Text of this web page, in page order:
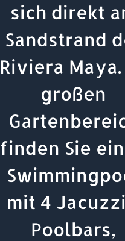
sich direkt
Sandstrand
Riviera Maya.
großen
finden Sie
mit 4
Poolbars,